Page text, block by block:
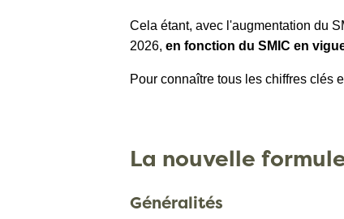
Cela étant, avec l'augmentation du
2026, en fonction du SMIC en
Pour connaître tous les chiffres clés
La nouvelle
Généralités